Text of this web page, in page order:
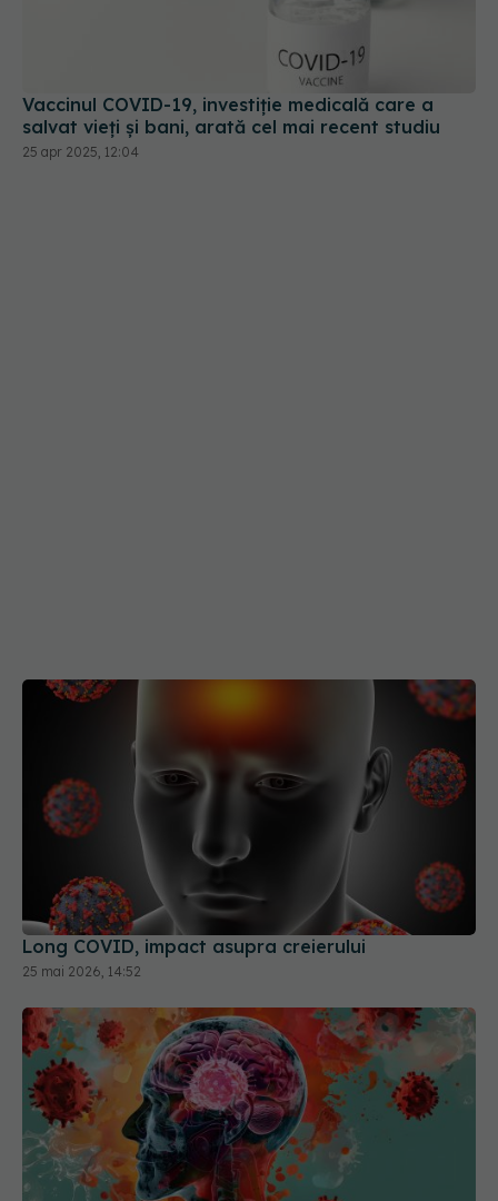
Vaccinul COVID-19, investiție medicală care a
salvat vieți și bani, arată cel mai recent studiu
25 apr 2025, 12:04
Long COVID, impact asupra creierului
25 mai 2026, 14:52